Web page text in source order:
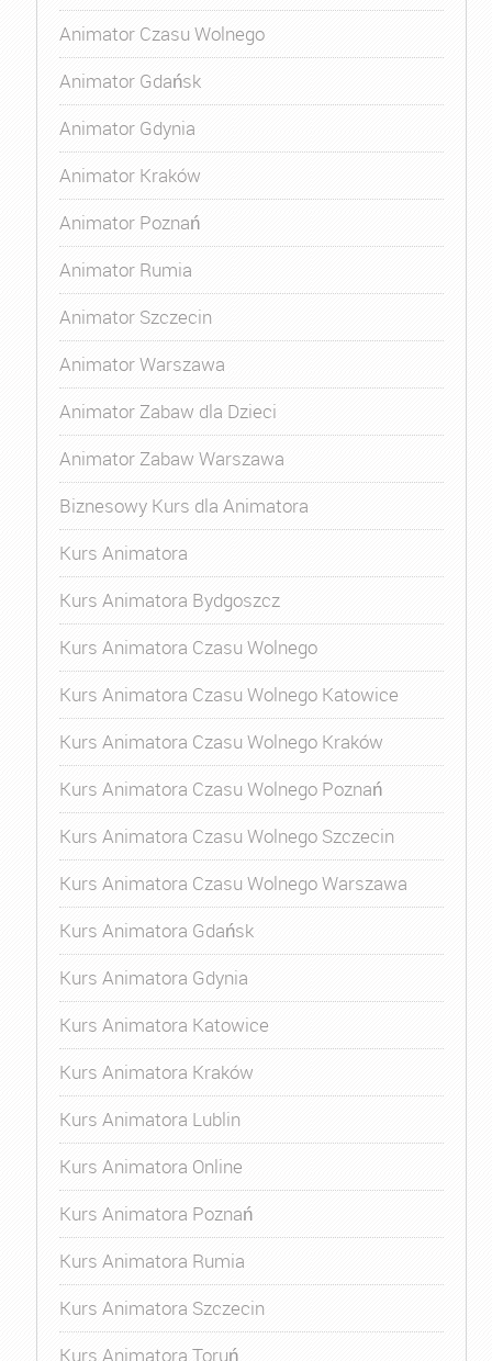
Animator Czasu Wolnego
Animator Gdańsk
Animator Gdynia
Animator Kraków
Animator Poznań
Animator Rumia
Animator Szczecin
Animator Warszawa
Animator Zabaw dla Dzieci
Animator Zabaw Warszawa
Biznesowy Kurs dla Animatora
Kurs Animatora
Kurs Animatora Bydgoszcz
Kurs Animatora Czasu Wolnego
Kurs Animatora Czasu Wolnego Katowice
Kurs Animatora Czasu Wolnego Kraków
Kurs Animatora Czasu Wolnego Poznań
Kurs Animatora Czasu Wolnego Szczecin
Kurs Animatora Czasu Wolnego Warszawa
Kurs Animatora Gdańsk
Kurs Animatora Gdynia
Kurs Animatora Katowice
Kurs Animatora Kraków
Kurs Animatora Lublin
Kurs Animatora Online
Kurs Animatora Poznań
Kurs Animatora Rumia
Kurs Animatora Szczecin
Kurs Animatora Toruń